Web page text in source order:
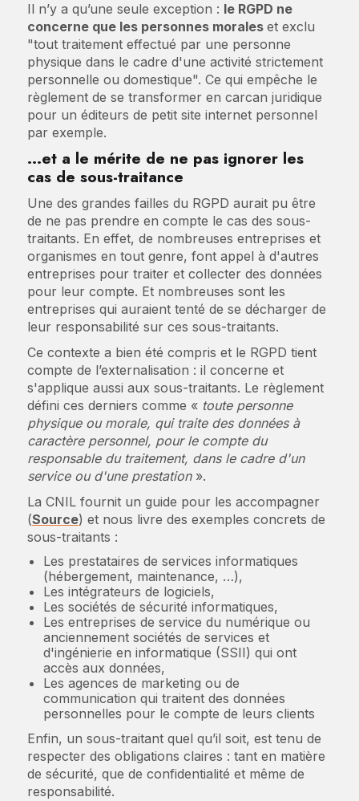
Il n’y a qu’une seule exception : le RGPD ne
concerne que les personnes morales et exclu
"tout traitement effectué par une personne
physique dans le cadre d'une activité strictement
personnelle ou domestique". Ce qui empêche le
règlement de se transformer en carcan juridique
pour un éditeurs de petit site internet personnel
par exemple.
…et a le mérite de ne pas ignorer les
cas de sous-traitance
Une des grandes failles du RGPD aurait pu être
de ne pas prendre en compte le cas des sous-
traitants. En effet, de nombreuses entreprises et
organismes en tout genre, font appel à d'autres
entreprises pour traiter et collecter des données
pour leur compte. Et nombreuses sont les
entreprises qui auraient tenté de se décharger de
leur responsabilité sur ces sous-traitants.
Ce contexte a bien été compris et le RGPD tient
compte de l’externalisation : il concerne et
s'applique aussi aux sous-traitants. Le règlement
défini ces derniers comme « toute personne
physique ou morale, qui traite des données à
caractère personnel, pour le compte du
responsable du traitement, dans le cadre d'un
service ou d'une prestation».
La CNIL fournit un guide pour les accompagner
(Source) et nous livre des exemples concrets de
sous-traitants :
Les prestataires de services informatiques
(hébergement, maintenance, …),
Les intégrateurs de logiciels,
Les sociétés de sécurité informatiques,
Les entreprises de service du numérique ou
anciennement sociétés de services et
d'ingénierie en informatique (SSII) qui ont
accès aux données,
Les agences de marketing ou de
communication qui traitent des données
personnelles pour le compte de leurs clients
Enfin, un sous-traitant quel qu’il soit, est tenu de
respecter des obligations claires : tant en matière
de sécurité, que de confidentialité et même de
responsabilité.